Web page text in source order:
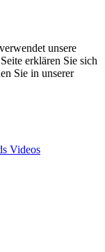
unsere
erklären Sie sich
Sie in unserer
Videos